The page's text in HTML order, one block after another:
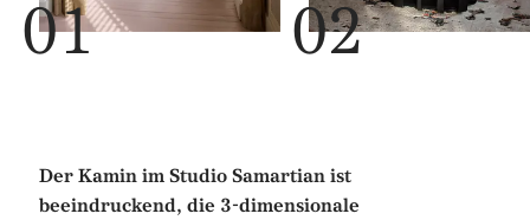
Der Kamin im Studio Samartian ist
beeindruckend, die 3-dimensionale